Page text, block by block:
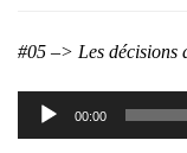
#05 –> Les décisions
Lecteur
audio
00:00